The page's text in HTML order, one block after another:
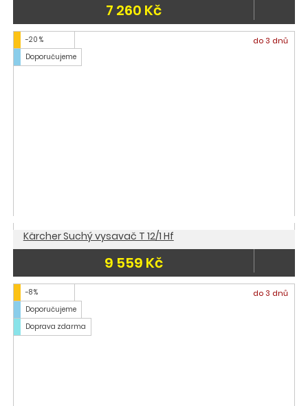
7 260 Kč
-20 %
Doporučujeme
do 3 dnů
Kärcher Suchý vysavač T 12/1 Hf
9 559 Kč
-8 %
Doporučujeme
Doprava zdarma
do 3 dnů